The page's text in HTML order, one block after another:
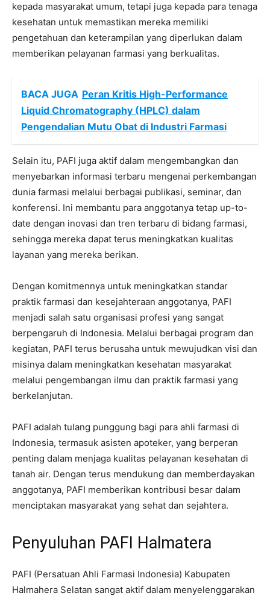
kepada masyarakat umum, tetapi juga kepada para tenaga
kesehatan untuk memastikan mereka memiliki
pengetahuan dan keterampilan yang diperlukan dalam
memberikan pelayanan farmasi yang berkualitas.
BACA JUGA Peran Kritis High-Performance
Liquid Chromatography (HPLC) dalam
Pengendalian Mutu Obat di Industri Farmasi
Selain itu, PAFI juga aktif dalam mengembangkan dan
menyebarkan informasi terbaru mengenai perkembangan
dunia farmasi melalui berbagai publikasi, seminar, dan
konferensi. Ini membantu para anggotanya tetap up-to-
date dengan inovasi dan tren terbaru di bidang farmasi,
sehingga mereka dapat terus meningkatkan kualitas
layanan yang mereka berikan.
Dengan komitmennya untuk meningkatkan standar
praktik farmasi dan kesejahteraan anggotanya, PAFI
menjadi salah satu organisasi profesi yang sangat
berpengaruh di Indonesia. Melalui berbagai program dan
kegiatan, PAFI terus berusaha untuk mewujudkan visi dan
misinya dalam meningkatkan kesehatan masyarakat
melalui pengembangan ilmu dan praktik farmasi yang
berkelanjutan.
PAFI adalah tulang punggung bagi para ahli farmasi di
Indonesia, termasuk asisten apoteker, yang berperan
penting dalam menjaga kualitas pelayanan kesehatan di
tanah air. Dengan terus mendukung dan memberdayakan
anggotanya, PAFI memberikan kontribusi besar dalam
menciptakan masyarakat yang sehat dan sejahtera.
Penyuluhan PAFI Halmatera
PAFI (Persatuan Ahli Farmasi Indonesia) Kabupaten
Halmahera Selatan sangat aktif dalam menyelenggarakan